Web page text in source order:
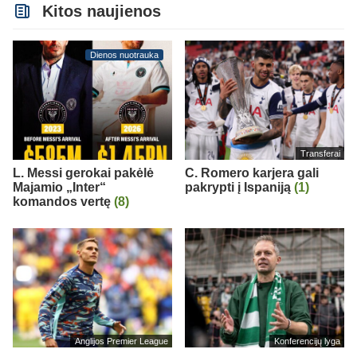
Kitos naujienos
Dienos nuotrauka
L. Messi gerokai pakėlė
Majamio „Inter“
komandos vertę (8)
Transferai
C. Romero karjera gali
pakrypti į Ispaniją (1)
Anglijos Premier League Konferencijų lyga